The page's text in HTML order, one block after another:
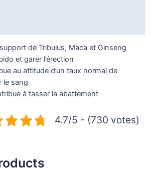
de Tribulus, Maca et Ginseng
et garer l’érection
au attitude d’un taux normal de
le sang
à tasser la abattement
4.7/5 - (730 votes)